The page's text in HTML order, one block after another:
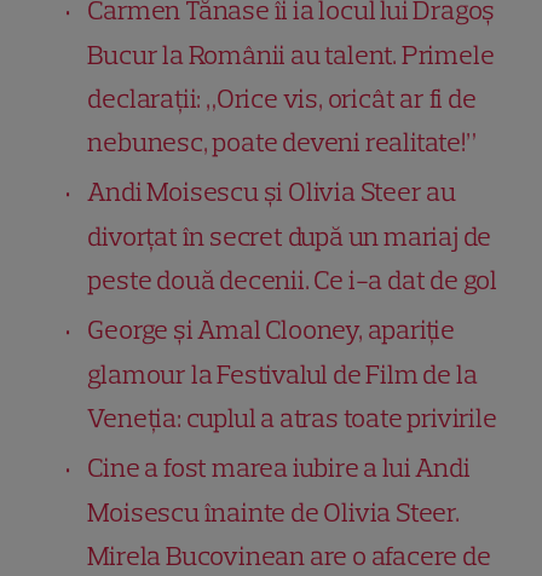
Carmen Tănase îi ia locul lui Dragoș
Bucur la Românii au talent. Primele
declarații: „Orice vis, oricât ar fi de
nebunesc, poate deveni realitate!”
Andi Moisescu și Olivia Steer au
divorțat în secret după un mariaj de
peste două decenii. Ce i-a dat de gol
George și Amal Clooney, apariție
glamour la Festivalul de Film de la
Veneția: cuplul a atras toate privirile
Cine a fost marea iubire a lui Andi
Moisescu înainte de Olivia Steer.
Mirela Bucovinean are o afacere de